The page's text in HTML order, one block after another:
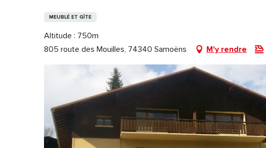
MEUBLÉ ET GÎTE
Altitude : 750m
805 route des Mouilles, 74340 Samoëns
M'y rendre